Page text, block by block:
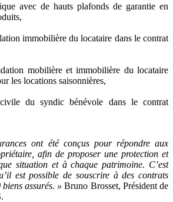
avec de hauts plafonds de garantie en
immobilière du locataire dans le contrat
mobilière et immobilière du locataire
les locations saisonnières,
du syndic bénévole dans le contrat
ont été conçus pour répondre aux
afin de proposer une protection et
situation et à chaque patrimoine. C’est
est possible de souscrire à des contrats
assurés. »Bruno Brosset, Président de